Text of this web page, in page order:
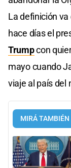
La definición
hace días el
Trumpcon
mayo cuando
viaje al país del
MIRÁ TAMBIÉN